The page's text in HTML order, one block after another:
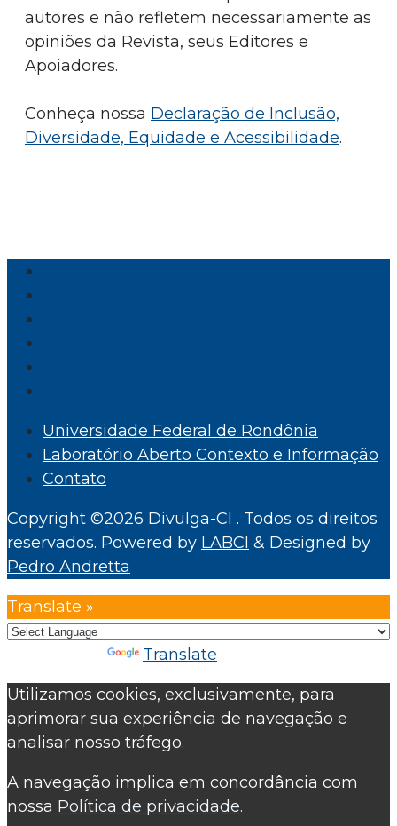
autores e não refletem necessariamente as
opiniões da Revista, seus Editores e
Apoiadores.
Conheça nossa Declaração de Inclusão,
Diversidade, Equidade e Acessibilidade.
Universidade Federal de Rondônia
Laboratório Aberto Contexto e Informação
Contato
Copyright ©2026 Divulga-CI . Todos os direitos
reservados. Powered by LABCI & Designed by
Pedro Andretta
Translate »
Translate
Utilizamos cookies, exclusivamente, para
aprimorar sua experiência de navegação e
analisar nosso tráfego.
A navegação implica em concordância com
nossa Política de privacidade.